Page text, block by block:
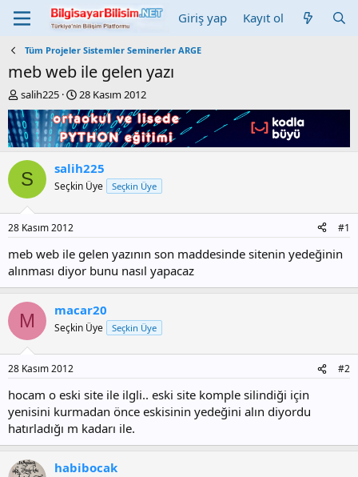
Giriş yap Kayıt ol
Tüm Projeler Sistemler Seminerler ARGE
meb web ile gelen yazı
K
o
n
b
u
y
u
b
a
ş
l
a
t
salih225
B
a
ş
l
a
n
ı
a
r
i
28 Kasım 2012
S salih225
Seçkin Üye Seçkin Üye
28 Kasım 2012 #1
meb web ile gelen yazının son maddesinde sitenin yedeğinin
alınması diyor bunu nasıl yapacaz
M macar20
Seçkin Üye Seçkin Üye
28 Kasım 2012 #2
hocam o eski site ile ilgli.. eski site komple silindiği için
yenisini kurmadan önce eskisinin yedeğini alın diyordu
hatırladığı m kadarı ile.
habibocak